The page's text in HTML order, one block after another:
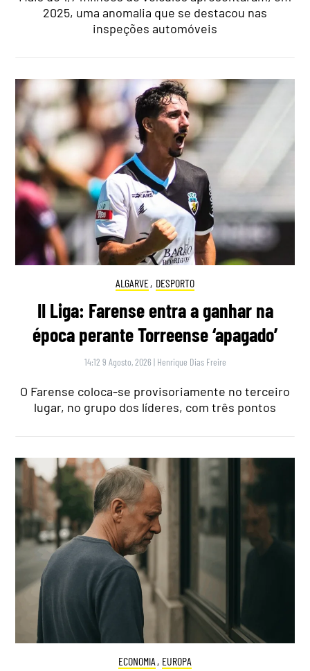
2025, uma anomalia que se destacou nas
inspeções automóveis
ALGARVE, DESPORTO
II Liga: Farense entra a ganhar na
época perante Torreense ‘apagado’
14:12 9 Agosto, 2026 | Henrique Dias Freire
O Farense coloca-se provisoriamente no terceiro
lugar, no grupo dos líderes, com três pontos
ECONOMIA , EUROPA